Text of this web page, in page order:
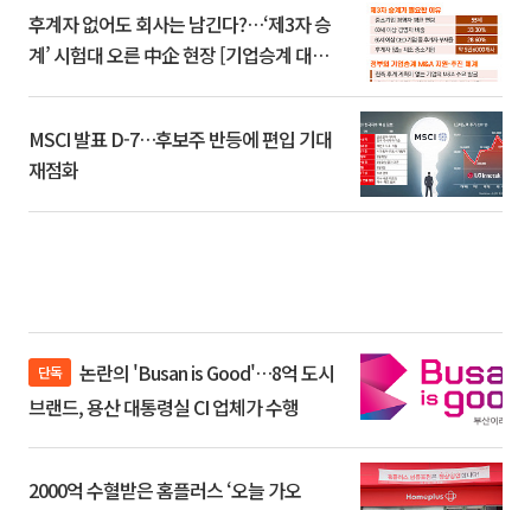
후계자 없어도 회사는 남긴다?…‘제3자 승
계’ 시험대 오른 中企 현장 [기업승계 대전
MSCI 발표 D-7…후보주 반등에 편입 기대
재점화
단독
브랜드, 용산 대통령실 CI 업체가 수행
2000억 수혈받은 홈플러스 ‘오늘 가오